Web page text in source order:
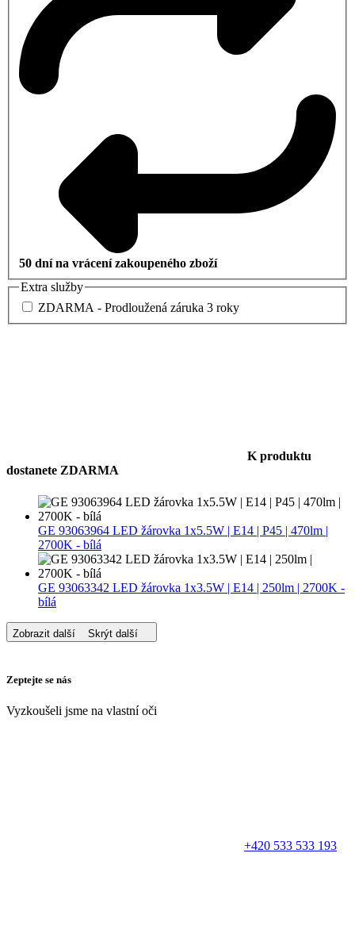
50 dní na vrácení zakoupeného zboží
Extra služby
ZDARMA - Prodloužená záruka 3 roky
K produktu
dostanete ZDARMA
GE 93063964 LED žárovka 1x5.5W | E14 | P45 | 470lm |
2700K - bílá
GE 93063342 LED žárovka 1x3.5W | E14 | 250lm | 2700K -
bílá
Zobrazit další Skrýt další
Zeptejte se nás
Vyzkoušeli jsme na vlastní oči
+420 533 533 193